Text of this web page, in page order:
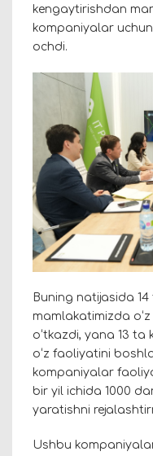
kengaytirishdan
kompaniyalar
ochdi.
Buning natijasida
mamlakatimizda
oʻtkazdi, yana 13 ta
oʻz faoliyatini
kompaniyalar
bir yil ichida 1000
yaratishni
Ushbu